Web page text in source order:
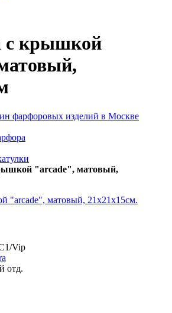
с крышкой
фарфоровых изделий в Москве
"arcade", матовый,
Vip
отд.